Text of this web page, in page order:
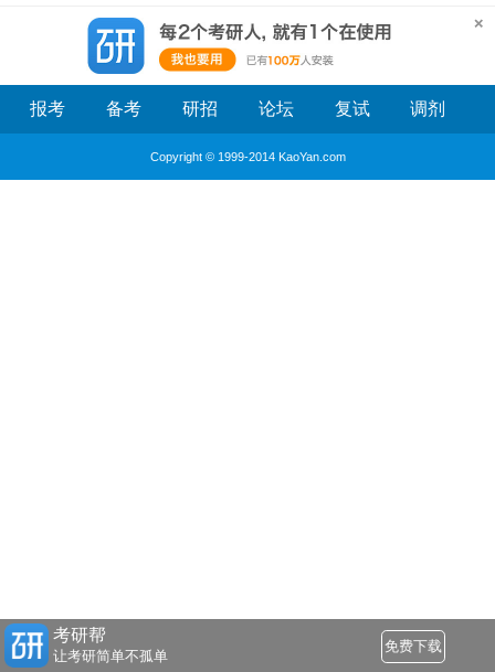
报考 备考 研招 论坛 复试 调剂
Copyright © 1999-2014 KaoYan.com
考研帮
让考研简单不孤单
免费下载